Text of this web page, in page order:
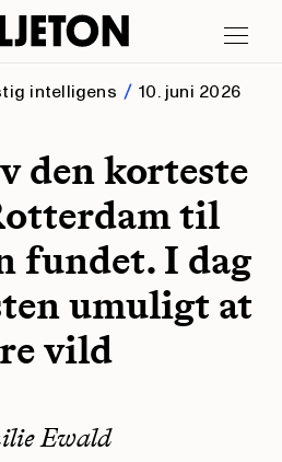
intelligens 10. juni 2026
den korteste
til
fundet. I dag
umuligt at
vild
Ewald